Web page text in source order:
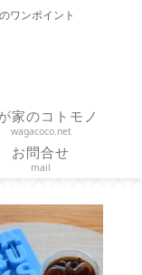
ワンポイント
家のコトモノ
wagacoco.net
お問合せ
mail